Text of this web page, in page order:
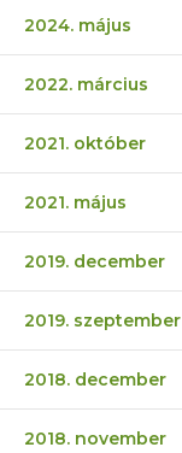
2024. május
2022. március
2021. október
2021. május
2019. december
2019. szeptember
2018. december
2018. november